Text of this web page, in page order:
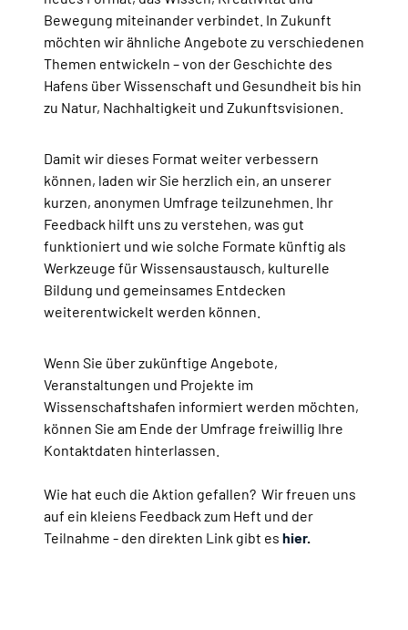
Bewegung miteinander verbindet. In Zukunft
möchten wir ähnliche Angebote zu verschiedenen
Themen entwickeln – von der Geschichte des
Hafens über Wissenschaft und Gesundheit bis hin
zu Natur, Nachhaltigkeit und Zukunftsvisionen.
Damit wir dieses Format weiter verbessern
können, laden wir Sie herzlich ein, an unserer
kurzen, anonymen Umfrage teilzunehmen. Ihr
Feedback hilft uns zu verstehen, was gut
funktioniert und wie solche Formate künftig als
Werkzeuge für Wissensaustausch, kulturelle
Bildung und gemeinsames Entdecken
weiterentwickelt werden können.
Wenn Sie über zukünftige Angebote,
Veranstaltungen und Projekte im
Wissenschaftshafen informiert werden möchten,
können Sie am Ende der Umfrage freiwillig Ihre
Kontaktdaten hinterlassen.
Wie hat euch die Aktion gefallen? Wir freuen uns
auf ein kleiens Feedback zum Heft und der
Teilnahme - den direkten Link gibt es hier.